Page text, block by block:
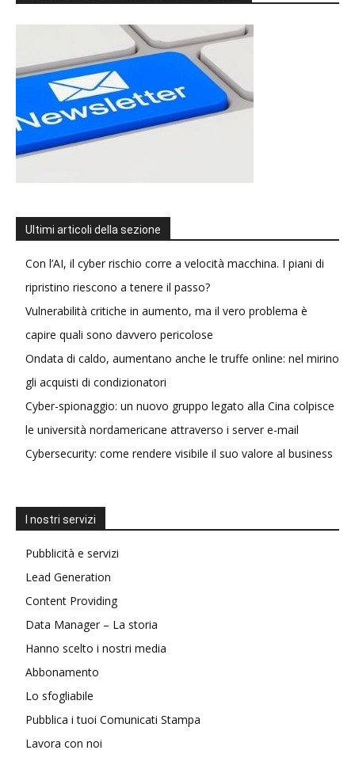
Ultimi articoli della sezione
Con l’AI, il cyber rischio corre a velocità macchina. I piani di
ripristino riescono a tenere il passo?
Vulnerabilità critiche in aumento, ma il vero problema è
capire quali sono davvero pericolose
Ondata di caldo, aumentano anche le truffe online: nel mirino
gli acquisti di condizionatori
Cyber-spionaggio: un nuovo gruppo legato alla Cina colpisce
le università nordamericane attraverso i server e-mail
Cybersecurity: come rendere visibile il suo valore al business
I nostri servizi
Pubblicità e servizi
Lead Generation
Content Providing
Data Manager – La storia
Hanno scelto i nostri media
Abbonamento
Lo sfogliabile
Pubblica i tuoi Comunicati Stampa
Lavora con noi